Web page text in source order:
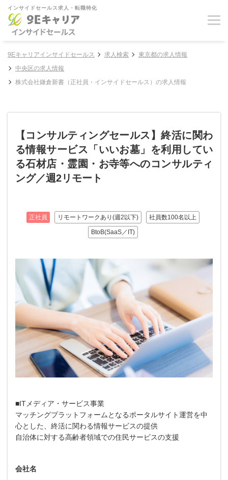
インサイドセールス求人・転職特化
9Eキャリアインサイドセールス 求人検索
東京都の求人情報
中央区の求人情報
株式会社鎌倉新書（正社員・インサイドセールス）の求人情報
【コンサルティングセールス】終活に関わ
る情報サービス「いいお墓」を利用してい
る石材店・霊園・お寺等へのコンサルティ
ング／週2リモート
正社員 リモートワークあり(週2以下) 社員数100名以上
BtoB(SaaS／IT)
■ITメディア・サービス事業
マッチングプラットフォームとなるポータルサイト運営を中
⼼とした、終活に関わる情報サービスの提供
自治体に対する高齢者領域での住民サービスの支援
会社名